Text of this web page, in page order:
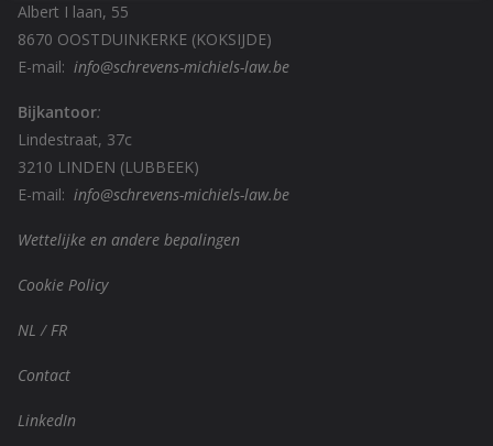
Albert I laan, 55
8670 OOSTDUINKERKE (KOKSIJDE)
E-mail: info@schrevens-michiels-law.be
Bijkantoor:
Lindestraat, 37c
3210 LINDEN (LUBBEEK)
E-mail: info@schrevens-michiels-law.be
Wettelijke en andere bepalingen
Cookie Policy
NL /FR
Contact
LinkedIn